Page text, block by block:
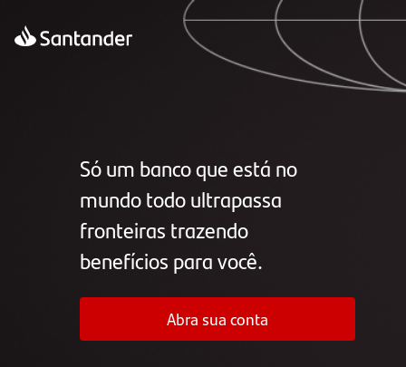
Santander
Só um banco que está no
mundo todo ultrapassa
fronteiras trazendo
benefícios para você.
Abra sua conta